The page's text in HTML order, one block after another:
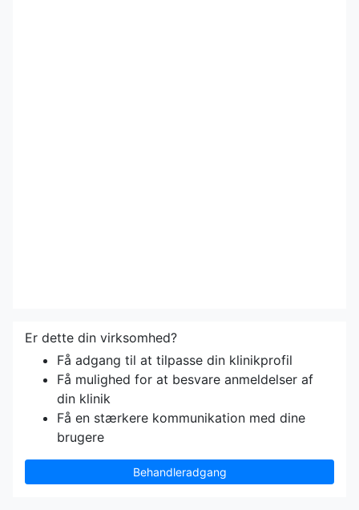
Er dette din virksomhed?
Få adgang til at tilpasse din klinikprofil
Få mulighed for at besvare anmeldelser af
din klinik
Få en stærkere kommunikation med dine
brugere
Behandleradgang